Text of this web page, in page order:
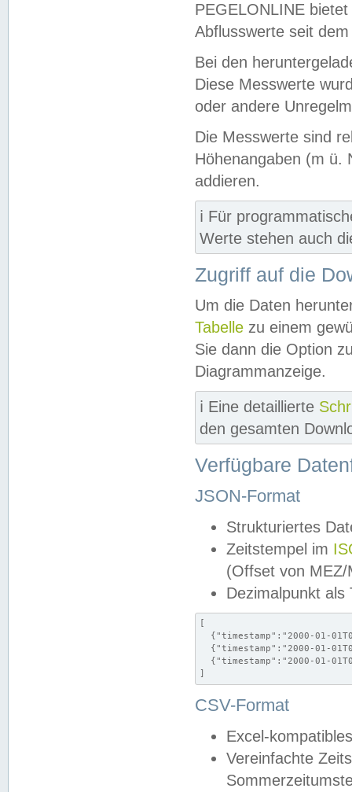
PEGELONLINE
Abflusswerte seit
Bei den
Diese Messwerte
oder andere
Die Messwerte sind
Höhenangaben (m ü.
addieren.
ℹ️ Für
Werte stehen auch
Zugriff auf die
Um die Daten
Tabelle zu einem
Sie dann die Option
Diagrammanzeige.
ℹ️ Eine detaillierte
den gesamten
Verfügbare
JSON-Format
Strukturiertes
Zeitstempel im
(Offset von MEZ/
Dezimalpunkt als
[
{"timestamp":"2000-01-
{"timestamp":"2000-01-
{"timestamp":"2000-01-
]
CSV-Format
Excel-
Vereinfachte